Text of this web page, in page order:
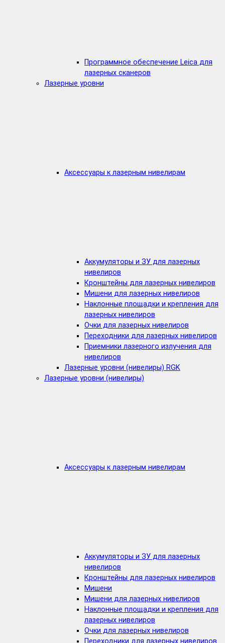
Программное обеспечение Leica для
лазерных сканеров
Лазерные уровни
Аксессуары к лазерным нивелирам
Аккумуляторы и ЗУ для лазерных
нивелиров
Кронштейны для лазерных нивелиров
Мишени для лазерных нивелиров
Наклонные площадки и крепления для
лазерных нивелиров
Очки для лазерных нивелиров
Переходники для лазерных нивелиров
Приемники лазерного излучения для
нивелиров
Лазерные уровни (нивелиры) RGK
Лазерные уровни (нивелиры)
Аксессуары к лазерным нивелирам
Аккумуляторы и ЗУ для лазерных
нивелиров
Кронштейны для лазерных нивелиров
Мишени
Мишени для лазерных нивелиров
Наклонные площадки и крепления для
лазерных нивелиров
Очки для лазерных нивелиров